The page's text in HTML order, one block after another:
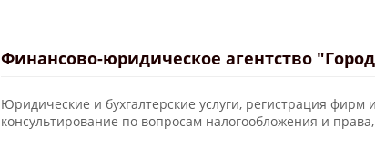
Финансово-юридическое агентство
Юридические и бухгалтерские услуги, регистрация
консультирование по вопросам налогообложения и